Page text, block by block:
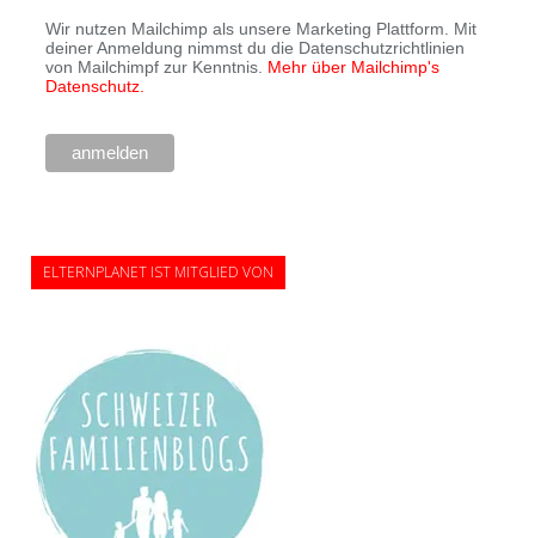
Wir nutzen Mailchimp als unsere Marketing Plattform. Mit
deiner Anmeldung nimmst du die Datenschutzrichtlinien
von Mailchimpf zur Kenntnis. Mehr über Mailchimp's
Datenschutz.
ELTERNPLANET IST MITGLIED VON